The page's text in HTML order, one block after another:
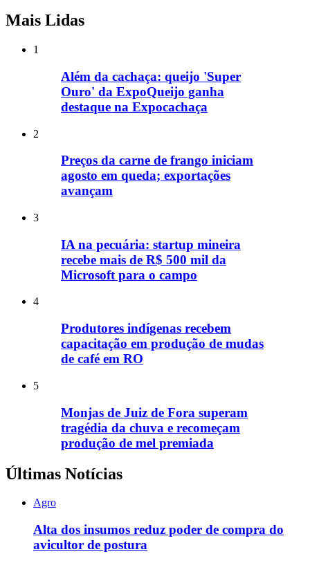
Mais Lidas
1
Além da cachaça: queijo 'Super
Ouro' da ExpoQueijo ganha
destaque na Expocachaça
2
Preços da carne de frango iniciam
agosto em queda; exportações
avançam
3
IA na pecuária: startup mineira
recebe mais de R$ 500 mil da
Microsoft para o campo
4
Produtores indígenas recebem
capacitação em produção de mudas
de café em RO
5
Monjas de Juiz de Fora superam
tragédia da chuva e recomeçam
produção de mel premiada
Últimas Notícias
Agro
Alta dos insumos reduz poder de compra do
avicultor de postura